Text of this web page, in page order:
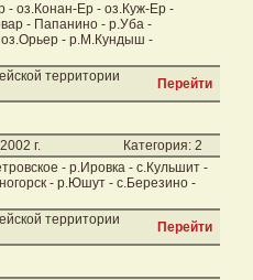
- оз.Конан-Ер - оз.Куж-Ер -
- Папанино - р.Уба -
- р.М.Кундыш -
территории
Перейти
г.
Категория: 2
- р.Ировка - с.Кульшит -
- р.Юшут - с.Березино -
территории
Перейти